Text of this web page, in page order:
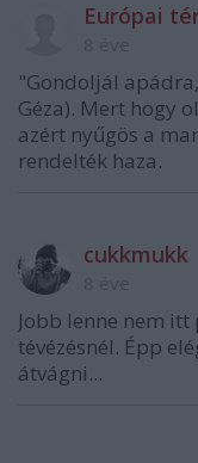
Európai
"Gondoljál
Géza). Mert hogy
azért nyűgös a
rendelték haza.
cukkmukk
Jobb lenne nem
tévézésnél. Épp
átvágni...